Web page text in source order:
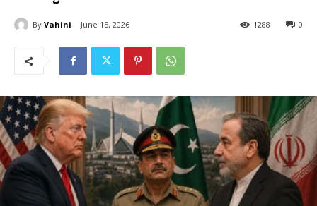
By Vahini June 15, 2026 0
1288